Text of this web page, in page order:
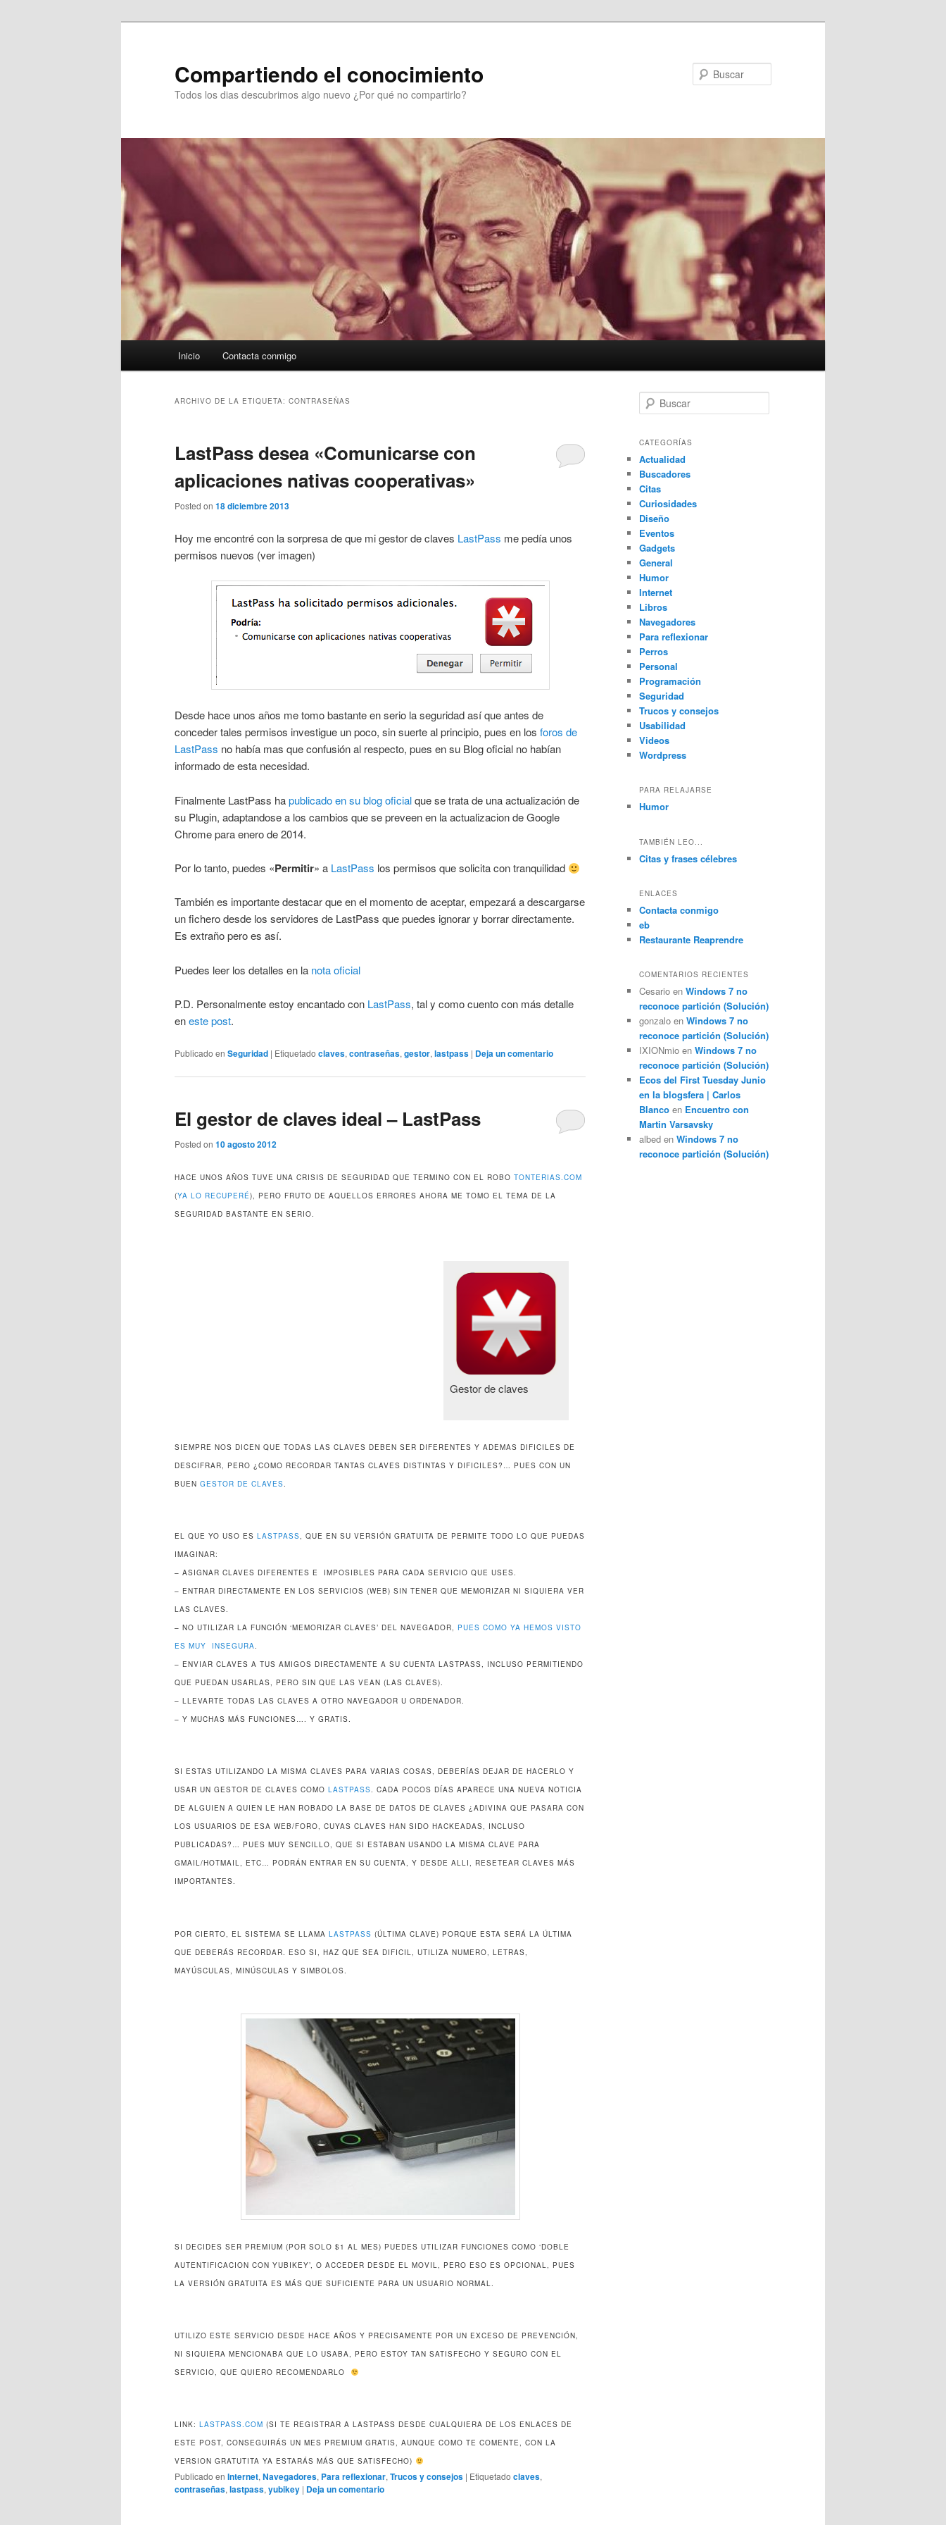
Compartiendo el conocimiento
Todos los dias descubrimos algo nuevo ¿Por qué no compartirlo?
Inicio Contacta conmigo
ARCHIVO DE LA ETIQUETA: CONTRASEÑAS
LastPass desea «Comunicarse con
aplicaciones nativas cooperativas»
Posted on 18 diciembre 2013
Hoy me encontré con la sorpresa de que mi gestor de claves LastPass me pedía unos
permisos nuevos (ver imagen)
Desde hace unos años me tomo bastante en serio la seguridad así que antes de
conceder tales permisos investigue un poco, sin suerte al principio, pues en los foros de
LastPass no había mas que confusión al respecto, pues en su Blog oficial no habían
informado de esta necesidad.
Finalmente LastPass hapublicado en su blog oficialque se trata de una actualización de
su Plugin, adaptandose a los cambios que se preveen en la actualizacion de Google
Chrome para enero de 2014.
Por lo tanto, puedes «Permitir» a LastPass los permisos que solicita con tranquilidad
También es importante destacar que en el momento de aceptar, empezará a descargarse
un fichero desde los servidores de LastPass que puedes ignorar y borrar directamente.
Es extraño pero es así.
Puedes leer los detalles en la nota oficial
P.D. Personalmente estoy encantado con LastPass, tal y como cuento con más detalle
eneste post.
Publicado en Seguridad | Etiquetado claves, contraseñas, gestor, lastpass | Deja un comentario
El gestor de claves ideal – LastPass
Posted on 10 agosto 2012
HACE UNOS AÑOS TUVE UNA CRISIS DE SEGURIDAD QUE TERMINO CON EL ROBO TONTERIAS.COM
(YA LO RECUPERÉ), PERO FRUTO DE AQUELLOS ERRORES AHORA ME TOMO EL TEMA DE LA
SEGURIDAD BASTANTE EN SERIO.
Gestor de claves
SIEMPRE NOS DICEN QUE TODAS LAS CLAVES DEBEN SER DIFERENTES Y ADEMAS DIFICILES DE
DESCIFRAR, PERO ¿COMO RECORDAR TANTAS CLAVES DISTINTAS Y DIFICILES?… PUES CON UN
BUEN GESTOR DE CLAVES
EL QUE YO USO ES LASTPASS, QUE EN SU VERSIÓN GRATUITA DE PERMITE TODO LO QUE PUEDAS
IMAGINAR:
– ASIGNAR CLAVES DIFERENTES E IMPOSIBLES PARA CADA SERVICIO QUE USES.
– ENTRAR DIRECTAMENTE EN LOS SERVICIOS (WEB) SIN TENER QUE MEMORIZAR NI SIQUIERA VER
LAS CLAVES.
– NO UTILIZAR LA FUNCIÓN ‘MEMORIZAR CLAVES’ DEL NAVEGADOR, PUES COMO YA HEMOS VISTO
ES MUY INSEGURA.
– ENVIAR CLAVES A TUS AMIGOS DIRECTAMENTE A SU CUENTA LASTPASS, INCLUSO PERMITIENDO
QUE PUEDAN USARLAS, PERO SIN QUE LAS VEAN (LAS CLAVES).
– LLEVARTE TODAS LAS CLAVES A OTRO NAVEGADOR U ORDENADOR.
– Y MUCHAS MÁS FUNCIONES…. Y GRATIS.
SI ESTAS UTILIZANDO LA MISMA CLAVES PARA VARIAS COSAS, DEBERÍAS DEJAR DE HACERLO Y
USAR UN GESTOR DE CLAVES COMO LASTPASS. CADA POCOS DÍAS APARECE UNA NUEVA NOTICIA
DE ALGUIEN A QUIEN LE HAN ROBADO LA BASE DE DATOS DE CLAVES ¿ADIVINA QUE PASARA CON
LOS USUARIOS DE ESA WEB/FORO, CUYAS CLAVES HAN SIDO HACKEADAS, INCLUSO
PUBLICADAS?… PUES MUY SENCILLO, QUE SI ESTABAN USANDO LA MISMA CLAVE PARA
GMAIL/HOTMAIL, ETC… PODRÁN ENTRAR EN SU CUENTA, Y DESDE ALLI, RESETEAR CLAVES MÁS
IMPORTANTES.
POR CIERTO, EL SISTEMA SE LLAMA LASTPASS (ÚLTIMA CLAVE) PORQUE ESTA SERÁ LA ÚLTIMA
QUE DEBERÁS RECORDAR. ESO SI, HAZ QUE SEA DIFICIL, UTILIZA NUMERO, LETRAS,
MAYÚSCULAS, MINÚSCULAS Y SIMBOLOS.
SI DECIDES SER PREMIUM (POR SOLO $1 AL MES) PUEDES UTILIZAR FUNCIONES COMO ‘DOBLE
AUTENTIFICACION CON YUBIKEY’, O ACCEDER DESDE EL MOVIL, PERO ESO ES OPCIONAL, PUES
LA VERSIÓN GRATUITA ES MÁS QUE SUFICIENTE PARA UN USUARIO NORMAL.
UTILIZO ESTE SERVICIO DESDE HACE AÑOS Y PRECISAMENTE POR UN EXCESO DE PREVENCIÓN,
NI SIQUIERA MENCIONABA QUE LO USABA, PERO ESTOY TAN SATISFECHO Y SEGURO CON EL
SERVICIO, QUE QUIERO RECOMENDARLO
LINK: LASTPASS.COM (SI TE REGISTRAR A LASTPASS DESDE CUALQUIERA DE LOS ENLACES DE
ESTE POST, CONSEGUIRÁS UN MES PREMIUM GRATIS, AUNQUE COMO TE COMENTE, CON LA
VERSION GRATUTITA YA ESTARÁS MÁS QUE SATISFECHO)
Publicado en Internet, Navegadores, Para reflexionar, Trucos y consejos | Etiquetado claves,
contraseñas, lastpass, yubikey | Deja un comentario
u
c
r
CATEGORÍAS
Actualidad
Buscadores
Citas
Curiosidades
Diseño
Eventos
Gadgets
General
Humor
Internet
Libros
Navegadores
Para reflexionar
Perros
Personal
Programación
Seguridad
Trucos y consejos
Usabilidad
Videos
Wordpress
PARA RELAJARSE
Humor
TAMBIÉN LEO...
Citas y frases célebres
ENLACES
Contacta conmigo
eb
Restaurante Reaprendre
COMENTARIOS RECIENTES
Cesario en Windows 7 no
reconoce partición (Solución)
gonzalo en Windows 7 no
reconoce partición (Solución)
IXIONmio en Windows 7 no
reconoce partición (Solución)
Ecos del First Tuesday Junio
en la blogsfera | Carlos
Blanco en Encuentro con
Martin Varsavsky
albed en Windows 7 no
reconoce partición (Solución)